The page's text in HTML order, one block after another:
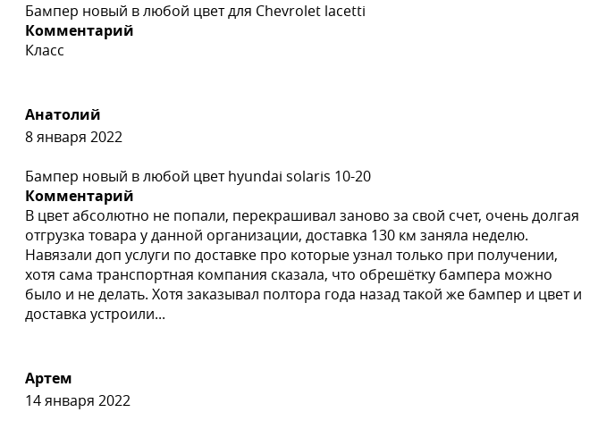
Бампер новый в любой цвет для Chevrolet lacetti
Комментарий
Класс
Анатолий
8 января 2022
Бампер новый в любой цвет hyundai solaris 10-20
Комментарий
В цвет абсолютно не попали, перекрашивал заново за свой счет, очень долгая
отгрузка товара у данной организации, доставка 130 км заняла неделю.
Навязали доп услуги по доставке про которые узнал только при получении,
хотя сама транспортная компания сказала, что обрешётку бампера можно
было и не делать. Хотя заказывал полтора года назад такой же бампер и цвет и
доставка устроили...
Артем
14 января 2022